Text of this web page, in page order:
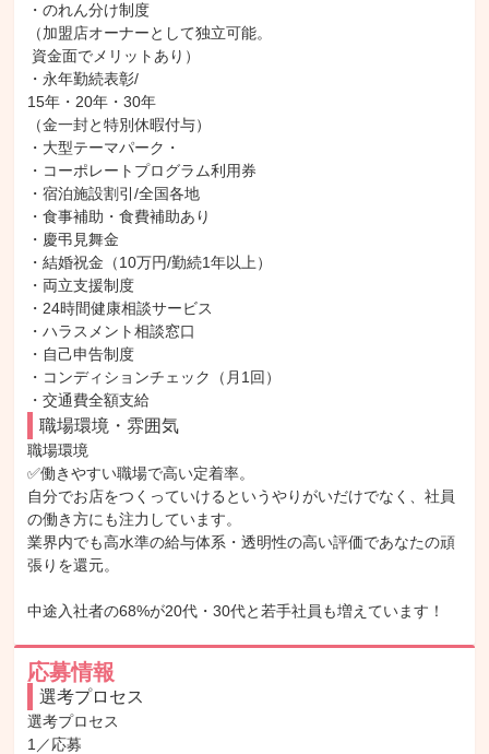
・のれん分け制度
（加盟店オーナーとして独立可能。
・永年勤続表彰/
15年・20年・30年
（金一封と特別休暇付与）
・大型テーマパーク・
・コーポレートプログラム利用券
・宿泊施設割引/全国各地
・食事補助・食費補助あり
・慶弔見舞金
・結婚祝金（10万円/勤続1年以上）
・両立支援制度
・24時間健康相談サービス
・ハラスメント相談窓口
・自己申告制度
・コンディションチェック（月1回）
・交通費全額支給
職場環境・雰囲気
職場環境
✅働きやすい職場で高い定着率。
自分でお店をつくっていけるというやりがいだけでなく、社員
の働き方にも注力しています。
業界内でも高水準の給与体系・透明性の高い評価であなたの頑
張りを還元。
中途入社者の68%が20代・30代と若手社員も増えています！
応募情報
選考プロセス
選考プロセス
1／応募